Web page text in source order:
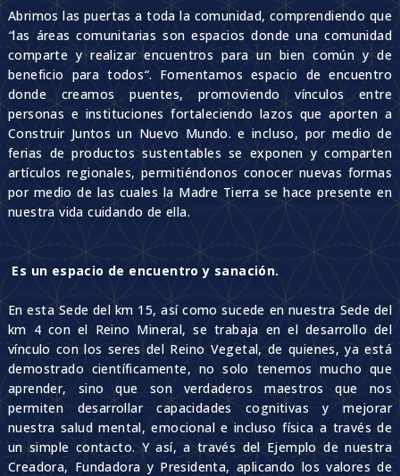
Abrimos las puertas a toda la comunidad, comprendiendo que
“las áreas comunitarias son espacios donde una comunidad
comparte y realizar encuentros para un bien común y de
beneficio para todos“. Fomentamos espacio de encuentro
donde creamos puentes, promoviendo vínculos entre
personas e instituciones fortaleciendo lazos que aporten a
Construir Juntos un Nuevo Mundo. e incluso, por medio de
ferias de productos sustentables se exponen y comparten
artículos regionales, permitiéndonos conocer nuevas formas
por medio de las cuales la Madre Tierra se hace presente en
nuestra vida cuidando de ella.
Es un espacio de encuentro y sanación.
En esta Sede del km 15, así como sucede en nuestra Sede del
km 4 con el Reino Mineral, se trabaja en el desarrollo del
vínculo con los seres del Reino Vegetal, de quienes, ya está
demostrado científicamente, no solo tenemos mucho que
aprender, sino que son verdaderos maestros que nos
permiten desarrollar capacidades cognitivas y mejorar
nuestra salud mental, emocional e incluso física a través de
un simple contacto. Y así, a través del Ejemplo de nuestra
Creadora, Fundadora y Presidenta, aplicando los valores de